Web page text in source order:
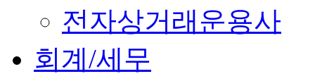
전자상거래운용사
회계/세무